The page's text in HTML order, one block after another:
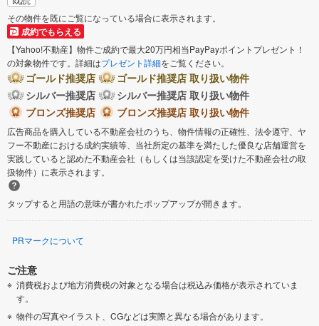
その物件を既にご覧になっている場合に表示されます。
成約でもらえる
【Yahoo!不動産】物件ご成約で最大20万円相当PayPayポイントプレゼント！
の対象物件です。詳細はプレゼント詳細をご覧ください。
ゴールド推奨店
ゴールド推奨店 取り扱い物件
シルバー推奨店
シルバー推奨店 取り扱い物件
ブロンズ推奨店
ブロンズ推奨店 取り扱い物件
広告商品を購入している不動産会社のうち、物件情報の正確性、法令遵守、ヤ
フー不動産における成約実績等、当社所定の基準を満たした優良な店舗運営を
実践していると認めた不動産会社（もしくは当該認定を受けた不動産会社の取
扱物件）に表示されます。
タップすると用語の意味が書かれたポップアップが開きます。
PRマークについて
ご注意
消費税および地方消費税の対象となる場合は税込み価格が表示されていま
す。
物件の写真やイラスト、CGなどは実際と異なる場合があります。